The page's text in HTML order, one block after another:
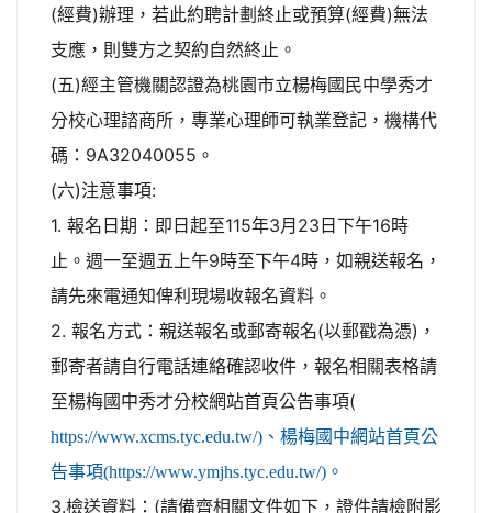
(經費)辦理，若此約聘計劃終止或預算(經費)無法
支應，則雙方之契約自然終止。
(五)經主管機關認證為桃園市立楊梅國民中學秀才
分校心理諮商所，專業心理師可執業登記，機構代
碼：9A32040055。
(六)注意事項:
1. 報名日期：即日起至115年3月23日下午16時
止。週一至週五上午9時至下午4時，如親送報名，
請先來電通知俾利現場收報名資料。
2. 報名方式：親送報名或郵寄報名(以郵戳為憑)，
郵寄者請自行電話連絡確認收件，報名相關表格請
至楊梅國中秀才分校網站首頁公告事項(
https://www.xcms.tyc.edu.tw/)、楊梅國中網站首頁公
告事項(https://www.ymjhs.tyc.edu.tw/)。
3.檢送資料：(請備齊相關文件如下，證件請檢附影